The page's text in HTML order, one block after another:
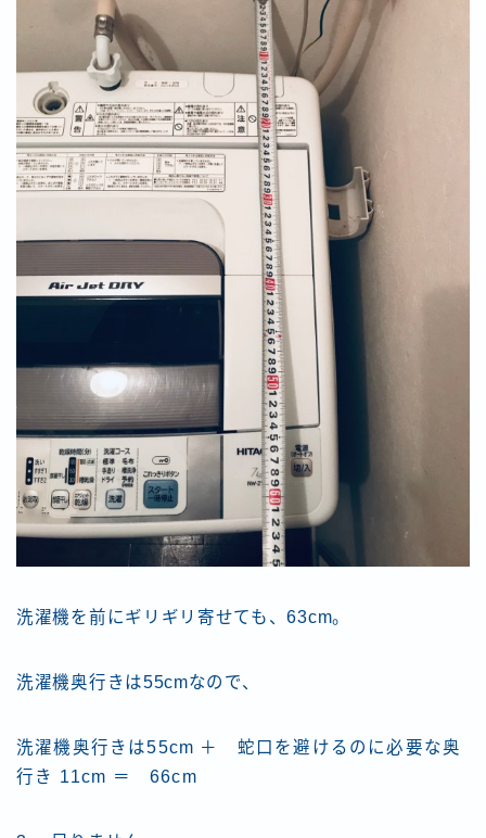
洗濯機を前にギリギリ寄せても、63cm。
洗濯機奥行きは55cmなので、
洗濯機奥行きは55cm ＋ 蛇口を避けるのに必要な奥
行き 11cm ＝ 66cm